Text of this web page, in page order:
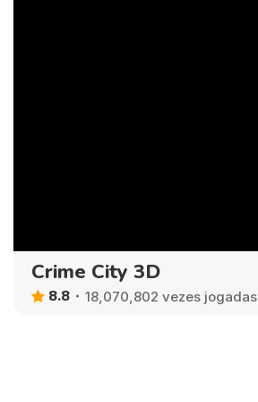
Crime City 3D
8.8 18,070,802 vezes jogadas